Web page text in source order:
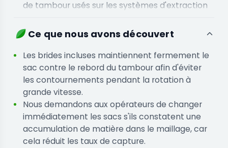
de tambour usés sur les systèmes d'extraction
production en marche
Transformateurs recherchant une plage de
séparation micrométrique précise pour isoler
des qualités spécifiques de matière végétale
Ce que nous avons découvert
Les brides incluses maintiennent fermement le
sac contre le rebord du tambour afin d'éviter
les contournements pendant la rotation à
grande vitesse.
Nous demandons aux opérateurs de changer
immédiatement les sacs s'ils constatent une
accumulation de matière dans le maillage, car
cela réduit les taux de capture.